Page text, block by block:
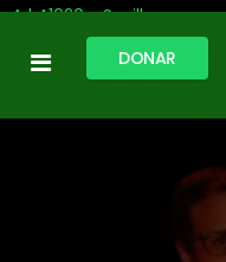
A | 41020 - Sevilla
ictussevilla@hotmail.com
DONAR